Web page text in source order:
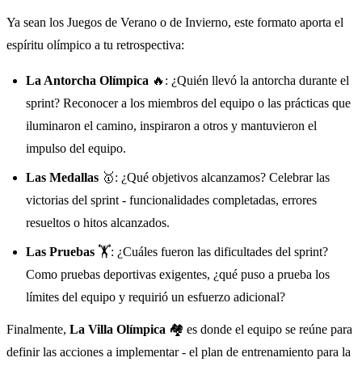
Ya sean los Juegos de Verano o de Invierno, este formato aporta el
espíritu olímpico a tu retrospectiva:
La Antorcha Olímpica 🔥: ¿Quién llevó la antorcha durante el
sprint? Reconocer a los miembros del equipo o las prácticas que
iluminaron el camino, inspiraron a otros y mantuvieron el
impulso del equipo.
Las Medallas 🥇: ¿Qué objetivos alcanzamos? Celebrar las
victorias del sprint - funcionalidades completadas, errores
resueltos o hitos alcanzados.
Las Pruebas 🏋️: ¿Cuáles fueron las dificultades del sprint?
Como pruebas deportivas exigentes, ¿qué puso a prueba los
límites del equipo y requirió un esfuerzo adicional?
Finalmente, La Villa Olímpica 🏘️ es donde el equipo se reúne para
definir las acciones a implementar - el plan de entrenamiento para la